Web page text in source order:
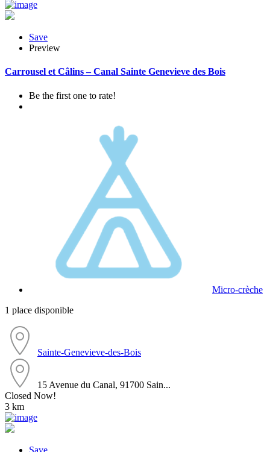
Save
Preview
Carrousel et Câlins – Canal Sainte Genevieve des Bois
Be the first one to rate!
Micro-crèche
1 place disponible
Sainte-Genevieve-des-Bois
15 Avenue du Canal, 91700 Sain...
Closed Now!
3 km
Save